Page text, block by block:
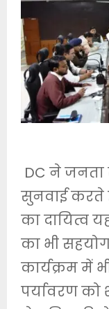
DC ने जनता
सुनवाई करते
का दायित्व
का भी
कार्यक्रम में
पर्यावरण को